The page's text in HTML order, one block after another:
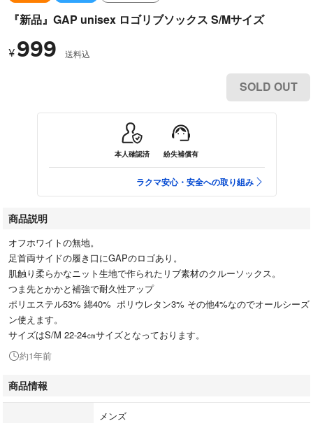
『新品』GAP unisex ロゴリブソックス S/Mサイズ
¥ 999 送料込
SOLD OUT
本人確認済 紛失補償有
ラクマ安心・安全への取り組み
商品説明
オフホワイトの無地。
足首両サイドの履き口にGAPのロゴあり。
肌触り柔らかなニット生地で作られたリブ素材のクルーソックス。
つま先とかかと補強で耐久性アップ
ポリエステル53% 綿40% ポリウレタン3% その他4%なのでオールシーズ
ン使えます。
サイズはS/M 22-24㎝サイズとなっております。
約1年前
商品情報
メンズ